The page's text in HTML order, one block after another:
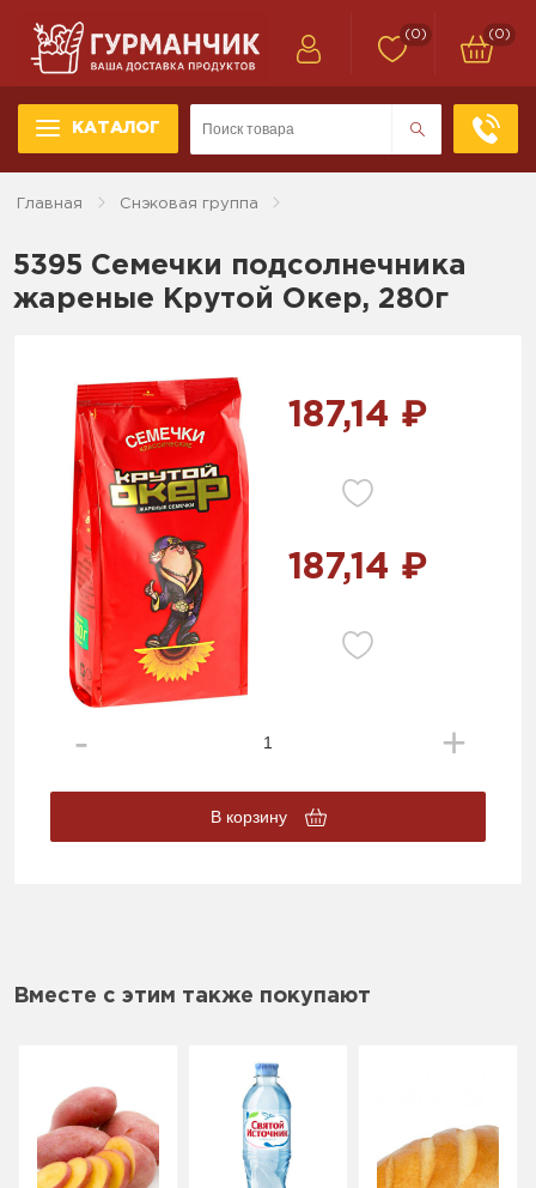
КАТАЛОГ
(0) (0)
Главная Снэковая группа
5395 Семечки подсолнечника
жареные Крутой Окер, 280г
187,14 ₽
187,14 ₽
В корзину
Вместе с этим также покупают